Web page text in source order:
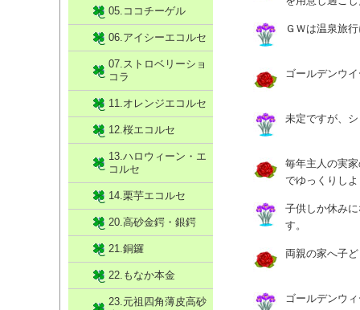
ＧＷは温泉旅
ゴールデンウ
未定ですが、
毎年主人の実
でゆっくりし
子供しか休み
す。
両親の家へ子
ゴールデンウ
05.ココチーゲル
06.アイシーエコルセ
07.ストロベリーショ
コラ
11.オレンジエコルセ
12.桜エコルセ
13.ハロウィーン・エ
コルセ
14.栗芋エコルセ
20.高砂金鍔・銀鍔
21.銅鑼
22.もなか本金
23.元祖四角薄皮高砂